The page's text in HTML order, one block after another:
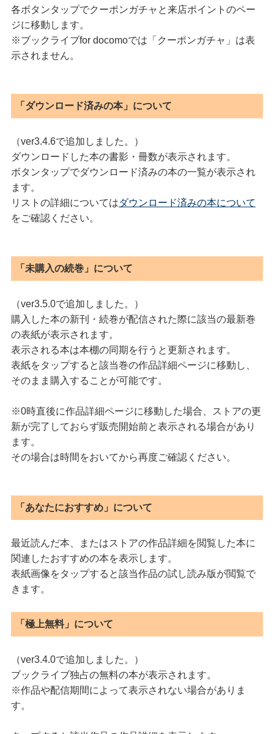
各ボタンタップでクーポンガチャと来店ポイントのペー
ジに移動します。
※ブックライブfor docomoでは「クーポンガチャ」は表
示されません。
「ダウンロード済みの本」について
（ver3.4.6で追加しました。）
ダウンロードした本の書影・冊数が表示されます。
ボタンタップでダウンロード済みの本の一覧が表示され
ます。
リストの詳細についてはダウンロード済みの本について
をご確認ください。
「未購入の続巻」について
（ver3.5.0で追加しました。）
購入した本の新刊・続巻が配信された際に該当の最新巻
の表紙が表示されます。
表示される本は本棚の同期を行うと更新されます。
表紙をタップすると該当巻の作品詳細ページに移動し、
そのまま購入することが可能です。
※0時直後に作品詳細ページに移動した場合、ストアの更
新が完了しておらず販売開始前と表示される場合があり
ます。
その場合は時間をおいてから再度ご確認ください。
「あなたにおすすめ」について
最近読んだ本、またはストアの作品詳細を閲覧した本に
関連したおすすめの本を表示します。
表紙画像をタップすると該当作品の試し読み版が閲覧で
きます。
「極上無料」について
（ver3.4.0で追加しました。）
ブックライブ独占の無料の本が表示されます。
※作品や配信期間によって表示されない場合がありま
す。